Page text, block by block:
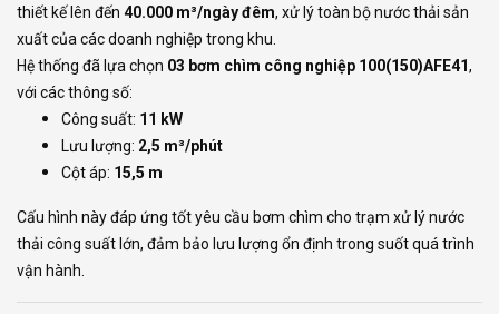
thiết kế lên đến 40.000 m³/ngày đêm, xử lý toàn bộ nước thải sản
xuất của các doanh nghiệp trong khu.
Hệ thống đã lựa chọn 03 bơm chìm công nghiệp 100(150)AFE41,
với các thông số:
Công suất: 11 kW
Lưu lượng: 2,5 m³/phút
Cột áp: 15,5 m
Cấu hình này đáp ứng tốt yêu cầu bơm chìm cho trạm xử lý nước
thải công suất lớn, đảm bảo lưu lượng ổn định trong suốt quá trình
vận hành.